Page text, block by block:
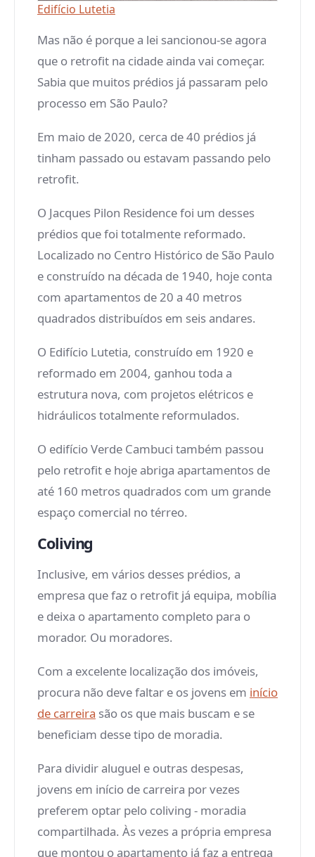
Edifício Lutetia
Mas não é porque a lei sancionou-se agora
que o retrofit na cidade ainda vai começar.
Sabia que muitos prédios já passaram pelo
processo em São Paulo?
Em maio de 2020, cerca de 40 prédios já
tinham passado ou estavam passando pelo
retrofit.
O Jacques Pilon Residence foi um desses
prédios que foi totalmente reformado.
Localizado no Centro Histórico de São Paulo
e construído na década de 1940, hoje conta
com apartamentos de 20 a 40 metros
quadrados distribuídos em seis andares.
O Edifício Lutetia, construído em 1920 e
reformado em 2004, ganhou toda a
estrutura nova, com projetos elétricos e
hidráulicos totalmente reformulados.
O edifício Verde Cambuci também passou
pelo retrofit e hoje abriga apartamentos de
até 160 metros quadrados com um grande
espaço comercial no térreo.
Coliving
Inclusive, em vários desses prédios, a
empresa que faz o retrofit já equipa, mobília
e deixa o apartamento completo para o
morador. Ou moradores.
Com a excelente localização dos imóveis,
procura não deve faltar e os jovens em início
de carreira são os que mais buscam e se
beneficiam desse tipo de moradia.
Para dividir aluguel e outras despesas,
jovens em início de carreira por vezes
preferem optar pelo coliving - moradia
compartilhada. Às vezes a própria empresa
que montou o apartamento já faz a entrega